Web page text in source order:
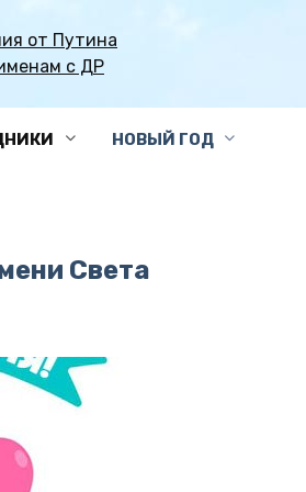
от Путина
с ДР
НОВЫЙ ГОД
Света